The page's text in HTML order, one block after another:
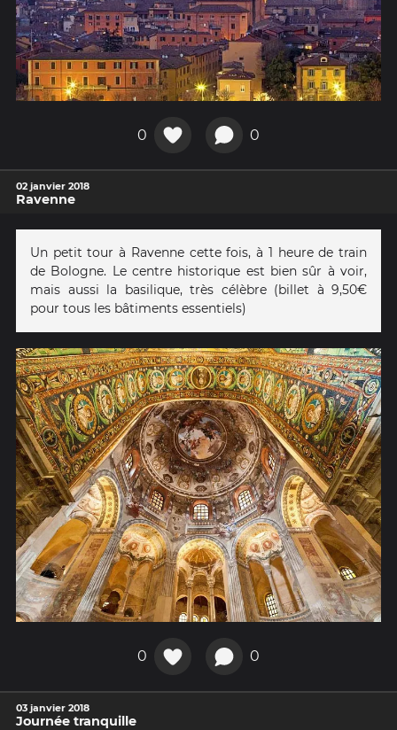
0 0
02 janvier 2018
Ravenne
Un petit tour à Ravenne cette fois, à 1 heure de train
de Bologne. Le centre historique est bien sûr à voir,
mais aussi la basilique, très célèbre (billet à 9,50€
pour tous les bâtiments essentiels)
0 0
03 janvier 2018
Journée tranquille